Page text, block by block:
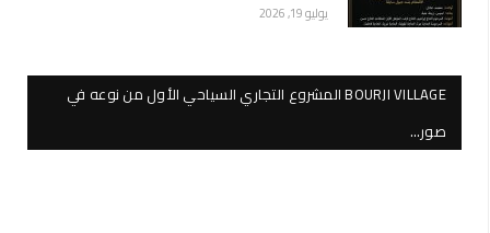
يوليو 19, 2026
BOURJI VILLAGE المشروع التجاري السياحي الأول من نوعه في
صور…